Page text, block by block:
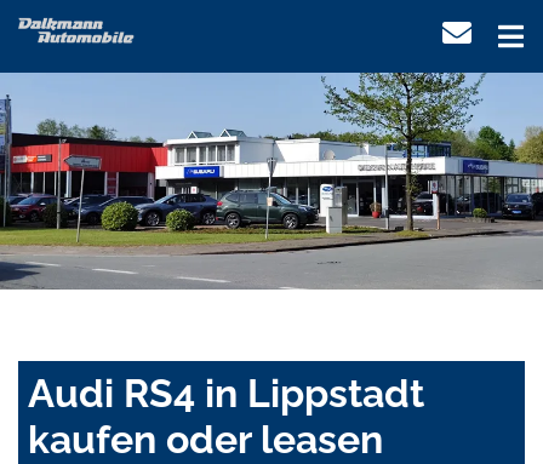
Audi RS4 in Lippstadt
kaufen oder leasen